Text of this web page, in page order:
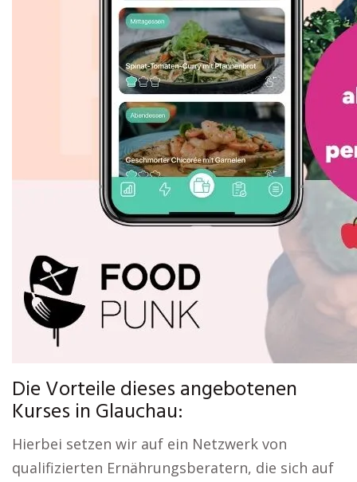
Die Vorteile dieses angebotenen
Kurses in Glauchau:
Hierbei setzen wir auf ein Netzwerk von
qualifizierten Ernährungsberatern, die sich auf